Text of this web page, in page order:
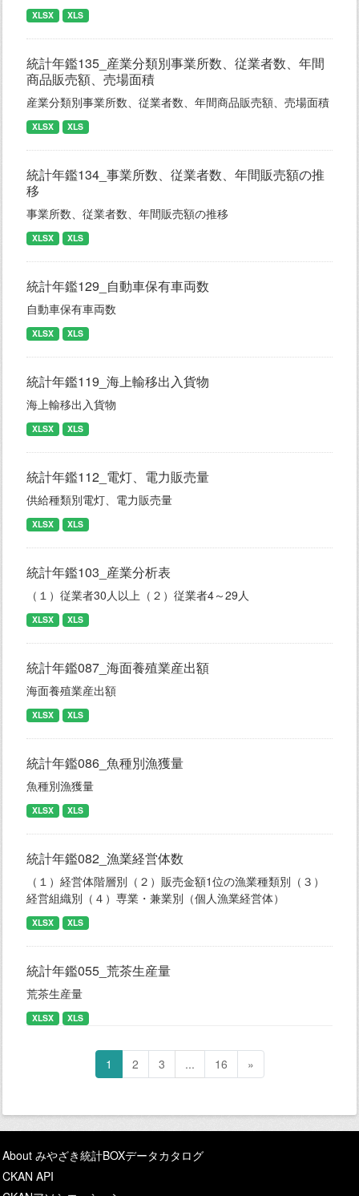
XLSX XLS
統計年鑑135_産業分類別事業所数、従業者数、年間
商品販売額、売場面積
産業分類別事業所数、従業者数、年間商品販売額、売場面積
XLSX XLS
統計年鑑134_事業所数、従業者数、年間販売額の推
移
事業所数、従業者数、年間販売額の推移
XLSX XLS
統計年鑑129_自動車保有車両数
自動車保有車両数
XLSX XLS
統計年鑑119_海上輸移出入貨物
海上輸移出入貨物
XLSX XLS
統計年鑑112_電灯、電力販売量
供給種類別電灯、電力販売量
XLSX XLS
統計年鑑103_産業分析表
（１）従業者30人以上（２）従業者4～29人
XLSX XLS
統計年鑑087_海面養殖業産出額
海面養殖業産出額
XLSX XLS
統計年鑑086_魚種別漁獲量
魚種別漁獲量
XLSX XLS
統計年鑑082_漁業経営体数
（１）経営体階層別（２）販売金額1位の漁業種類別（３）
経営組織別（４）専業・兼業別（個人漁業経営体）
XLSX XLS
統計年鑑055_荒茶生産量
荒茶生産量
XLSX XLS
1 2 3 ... 16 »
About みやざき統計BOXデータカタログ
CKAN API